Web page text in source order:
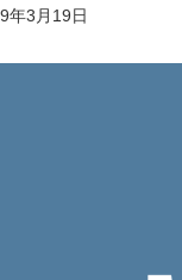
年3月19日